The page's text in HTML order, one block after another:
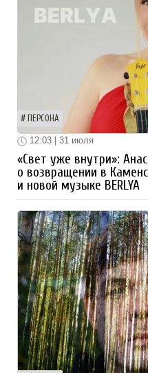
ПЕРСОНА
12:03 | 31 июля
«Свет уже внутри»:
о возвращении в
и новой музыке BERLYA